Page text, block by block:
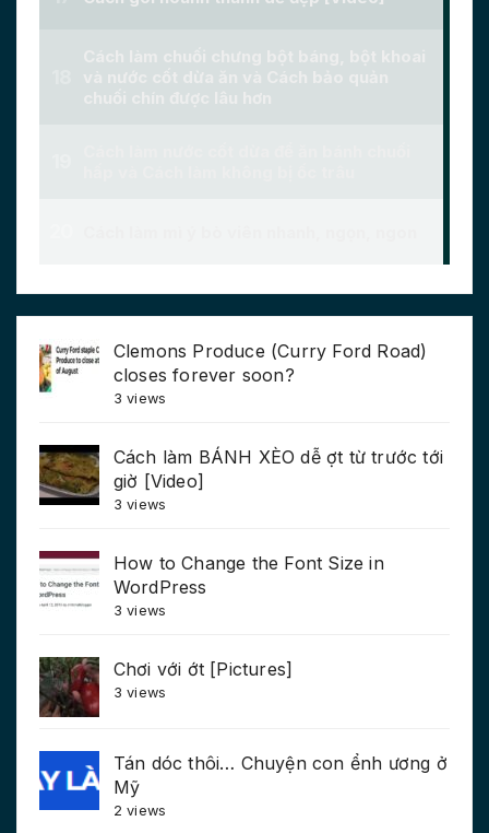
Clemons Produce (Curry Ford Road)
closes forever soon?
3 views
Cách làm BÁNH XÈO dễ ợt từ trước tới
giờ [Video]
3 views
How to Change the Font Size in
WordPress
3 views
Chơi với ớt [Pictures]
3 views
Tán dóc thôi… Chuyện con ểnh ương ở
Mỹ
2 views